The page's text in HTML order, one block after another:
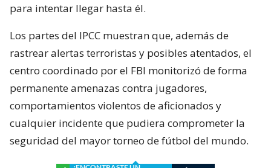
para intentar llegar hasta él.
Los partes del IPCC muestran que, además de
rastrear alertas terroristas y posibles atentados, el
centro coordinado por el FBI monitorizó de forma
permanente amenazas contra jugadores,
comportamientos violentos de aficionados y
cualquier incidente que pudiera comprometer la
seguridad del mayor torneo de fútbol del mundo.